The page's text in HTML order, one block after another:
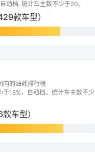
动档, 统计车主数不少于20。
款车型）
内的油耗排行榜
于15%，自动档，统计车主数不少
车型）